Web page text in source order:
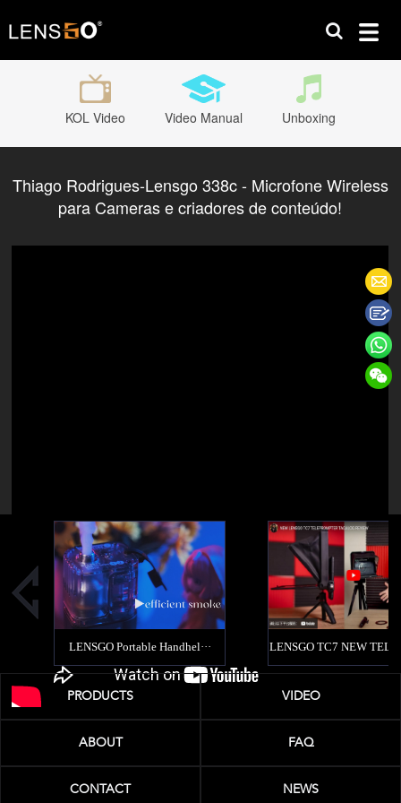
KOL Video Video Manual Unboxing
Thiago Rodrigues-Lensgo 338c - Microfone Wireless
para Cameras e criadores de conteúdo!
PRODUCTS VIDEO
ABOUT FAQ
CONTACT NEWS